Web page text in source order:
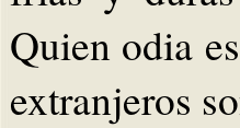
Quien odia
extranjeros